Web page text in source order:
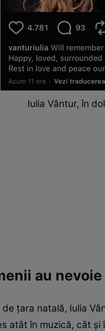
Iulia Vântur, în
au
țara natală, Iulia
atât în muzică, cât